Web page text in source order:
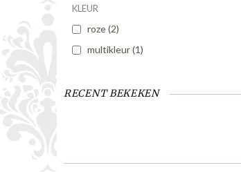
KLEUR
roze(2)
multikleur(1)
RECENT BEKEKEN